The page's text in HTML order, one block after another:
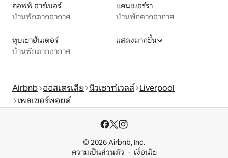
คอฟฟ์ ฮาร์เบอร์
บ้านพักตากอากาศ
แคนเบอร์รา
บ้านพักตากอากาศ
หุบเขาฮันเตอร์
บ้านพักตากอากาศ
แสดงมากขึ้น
Airbnb ออสเตรเลีย นิวเซาท์เวลส์ Liverpool
เพลเซอร์พอยต์
© 2026 Airbnb, Inc.
ความเป็นส่วนตัว
เงื่อนไข